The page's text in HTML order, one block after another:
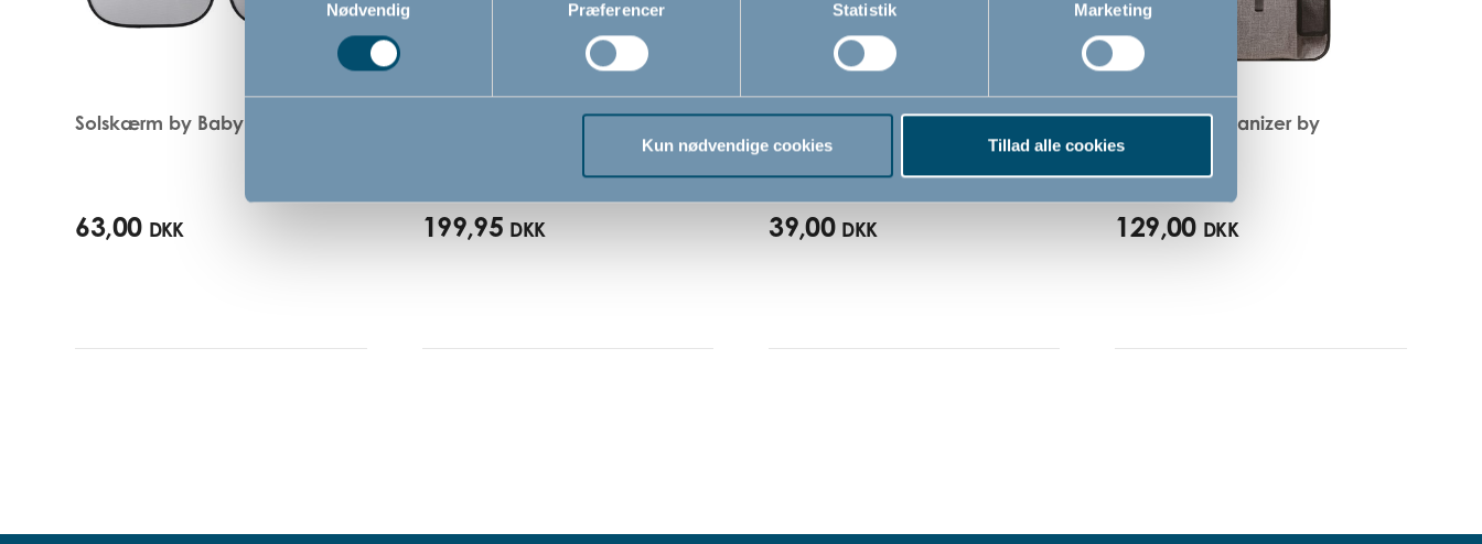
Nødvendig
Præferencer Statistik Marketing
Kun nødvendige cookies Tillad alle cookies
Solskærm by BabyDan
63,00 DKK
Bagsædespejl by BabyDan
199,95 DKK
Dobbeltkrog til klapvogn by
BabyDan
39,00 DKK
Bagsæde organizer by
BabyDan
129,00 DKK